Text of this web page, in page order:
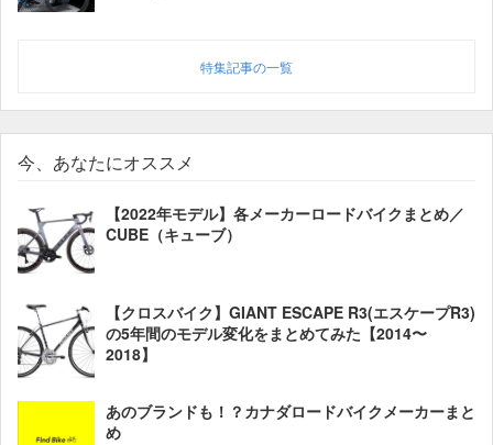
特集記事の一覧
今、あなたにオススメ
【2022年モデル】各メーカーロードバイクまとめ／
CUBE（キューブ）
【クロスバイク】GIANT ESCAPE R3(エスケープR3)
の5年間のモデル変化をまとめてみた【2014〜
2018】
あのブランドも！？カナダロードバイクメーカーまと
め